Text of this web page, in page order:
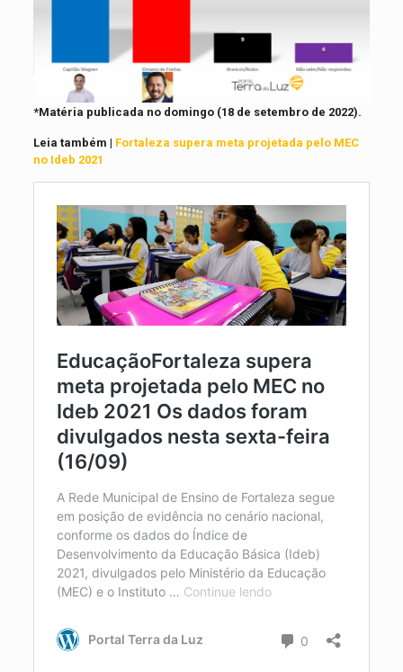
*Matéria publicada no domingo (18 de setembro de 2022).
Leia também | Fortaleza supera meta projetada pelo MEC
no Ideb 2021